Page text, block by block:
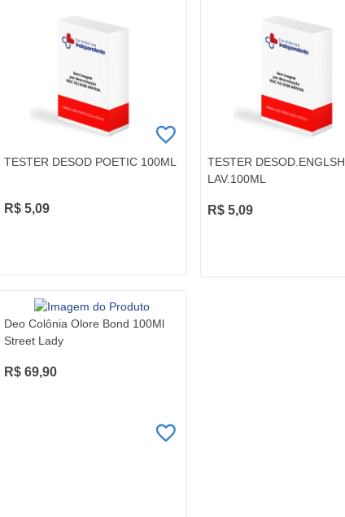
TESTER DESOD POETIC 100ML
R$ 5,09
TESTER DESOD.ENGLSH
LAV.100ML
R$ 5,09
Deo Colônia Olore Bond 100Ml
Street Lady
R$ 69,90